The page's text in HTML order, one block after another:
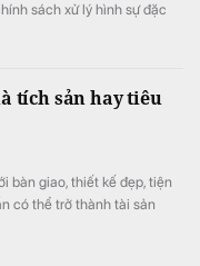
sách xử lý hình sự đặc
tích sản hay tiêu
bàn giao, thiết kế đẹp, tiện
có thể trở thành tài sản